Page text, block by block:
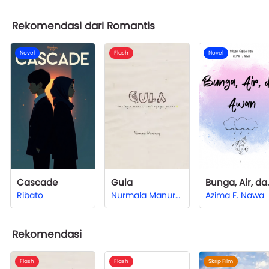
Rekomendasi dari Romantis
Novel
Cascade
Ribato
Flash
Gula
Nurmala Manurung
Novel
Azima F. Nawa
Rekomendasi
Flash Flash Skrip Film